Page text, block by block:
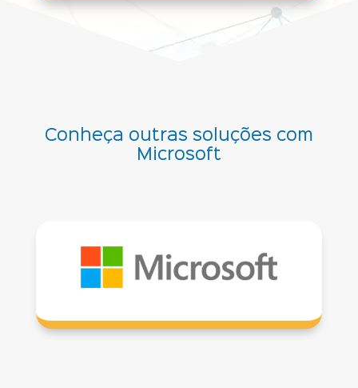
Conheça outras soluções com
Microsoft